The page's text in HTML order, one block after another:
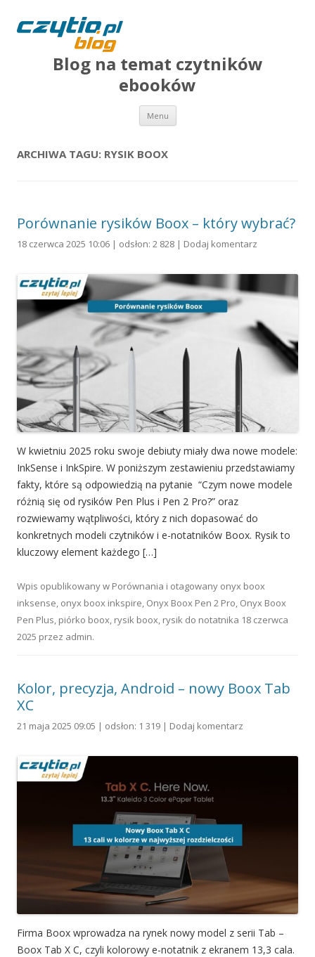
Blog na temat czytników
ebooków
Menu Przejdź do treści
ARCHIWA TAGU: RYSIK BOOX
Porównanie rysików Boox – który wybrać?
18 czerwca 2025 10:06 | odsłon: 2 828 | Dodaj komentarz
W kwietniu 2025 roku swoje debiuty miały dwa nowe modele:
InkSense i InkSpire. W poniższym zestawieniu przedstawiamy
fakty, które są odpowiedzią na pytanie “Czym nowe modele
różnią się od rysików Pen Plus i Pen 2 Pro?” oraz
rozwiewamy wątpliwości, który z nich dopasować do
konkretnych modeli czytników i e-notatników Boox. Rysik to
kluczowy element każdego […]
Wpis opublikowany w Porównania i otagowany onyx boox
inksense, onyx boox inkspire, Onyx Boox Pen 2 Pro, Onyx Boox
Pen Plus, piórko boox, rysik boox, rysik do notatnika 18 czerwca
2025 przez admin.
Kolor, precyzja, Android – nowy Boox Tab
XC
21 maja 2025 09:05 | odsłon: 1 319 | Dodaj komentarz
Firma Boox wprowadza na rynek nowy model z serii Tab –
Boox Tab X C, czyli kolorowy e-notatnik z ekranem 13,3 cala.